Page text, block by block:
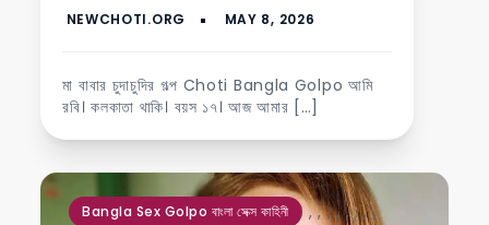
মা বাবার চুদাচুদির গল্প Choti Bangla Golpo আমি
রবি। কলকাতা থাকি। বয়স ১৭। আজ আমার […]
Bangla Sex Golpo বাংলা সেক্স কাহিনী ,,,,,,,,